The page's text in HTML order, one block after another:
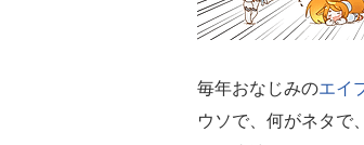
毎年おなじみのエイ
ウソで、何がネタで